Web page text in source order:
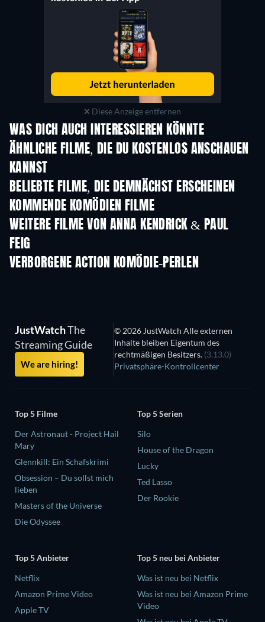
Diese Anzeige entfernen
WAS DICH AUCH INTERESSIEREN KÖNNTE
ÄHNLICHE FILME, DIE DU KOSTENLOS ANSCHAUEN
KANNST
BELIEBTE FILME, DIE DEMNÄCHST ERSCHEINEN
KOMMENDE KOMÖDIEN FILME
WEITERE FILME VON ANNA KENDRICK & PAUL
FEIG
VERBORGENE ACTION KOMÖDIE-PERLEN
JustWatchThe
Streaming Guide
We are hiring!
© 2026 JustWatch Alle externen
Inhalte bleiben Eigentum des
rechtmäßigen Besitzers. (3.13.0)
Privatsphäre-Kontrollcenter
Top 5 Filme
Der Astronaut - Project Hail
Mary
Glennkill: Ein Schafskrimi
Obsession – Du sollst mich
lieben
Masters of the Universe
Die Odyssee
Top 5 Serien
Silo
House of the Dragon
Lucky
Ted Lasso
Der Rookie
Top 5 Anbieter
Netflix
Amazon Prime Video
Apple TV
Top 5 neu bei Anbieter
Was ist neu bei Netflix
Was ist neu bei Amazon Prime
Video